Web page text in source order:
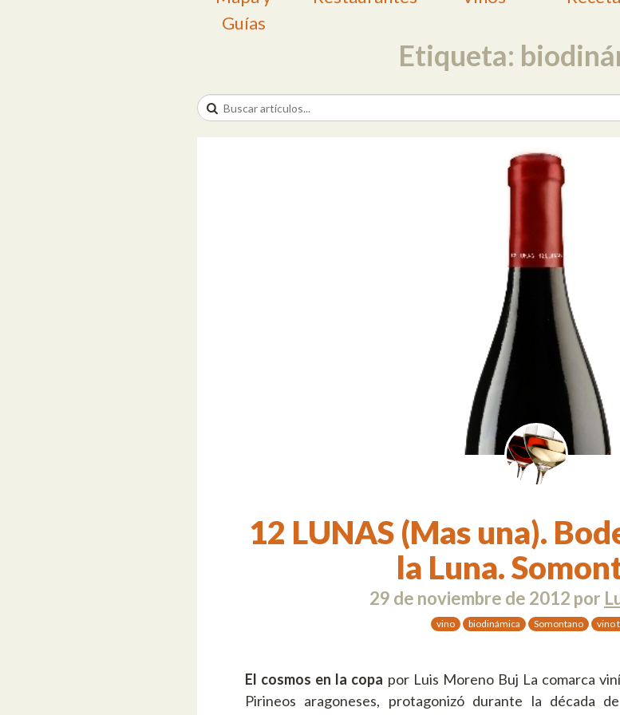
Guías
Etiqueta:
12 LUNAS (Mas una).
la Luna.
29 de noviembre de 2012 por
vino biodinámica Somontano vino
El cosmos en la copa por Luis Moreno Buj La comarca
Pirineos aragoneses, protagonizó durante la década